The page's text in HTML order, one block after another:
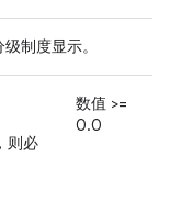
制度显示。
则必
数值 >=
0.0